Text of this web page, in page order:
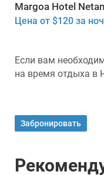
Margoa Hotel
Цена от $120 за
Если вам
на время отдыха в
Забронировать